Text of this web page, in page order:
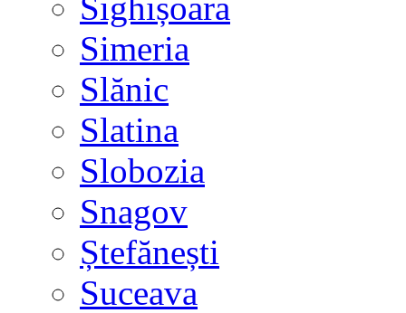
Simeria
Slănic
Slatina
Slobozia
Snagov
Ștefănești
Suceava